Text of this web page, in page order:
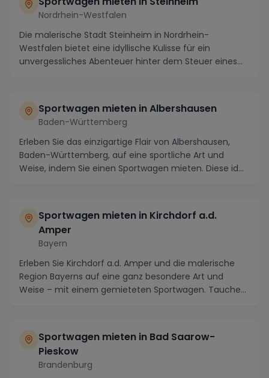
Nordrhein-Westfalen
Die malerische Stadt Steinheim in Nordrhein-
Westfalen bietet eine idyllische Kulisse für ein
unvergessliches Abenteuer hinter dem Steuer eines
Sportwagen mieten in Albershausen
Baden-Württemberg
Erleben Sie das einzigartige Flair von Albershausen,
Baden-Württemberg, auf eine sportliche Art und
Weise, indem Sie einen Sportwagen mieten. Diese id...
Sportwagen mieten in Kirchdorf a.d.
Amper
Bayern
Erleben Sie Kirchdorf a.d. Amper und die malerische
Region Bayerns auf eine ganz besondere Art und
Weise – mit einem gemieteten Sportwagen. Tauchen
Sportwagen mieten in Bad Saarow-
Pieskow
Brandenburg